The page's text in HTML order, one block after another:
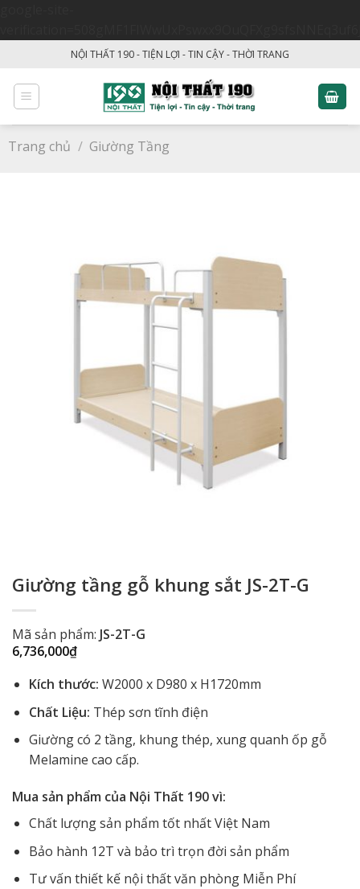
content
NỘI THẤT 190 - TIỆN LỢI - TIN CẬY - THỜI TRANG
Trang chủ / Giường Tầng
Giường tầng gỗ khung sắt JS-2T-G
Mã sản phẩm: JS-2T-G
6,736,000₫
Kích thước: W2000 x D980 x H1720mm
Chất Liệu: Thép sơn tĩnh điện
Giường có 2 tầng, khung thép, xung quanh ốp gỗ
Melamine cao cấp.
Mua sản phẩm của Nội Thất 190 vì:
Chất lượng sản phẩm tốt nhất Việt Nam
Bảo hành 12T và bảo trì trọn đời sản phẩm
Tư vấn thiết kế nội thất văn phòng Miễn Phí